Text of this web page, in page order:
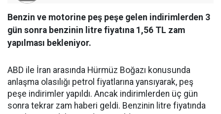
Benzin ve motorine peş peşe gelen indirimlerden 3
gün sonra benzinin litre fiyatına 1,56 TL zam
yapılması bekleniyor.
ABD ile İran arasında Hürmüz Boğazı konusunda
anlaşma olasılığı petrol fiyatlarına yansıyarak, peş
peşe indirimler yapıldı. Ancak indirimlerden üç gün
sonra tekrar zam haberi geldi. Benzinin litre fiyatında